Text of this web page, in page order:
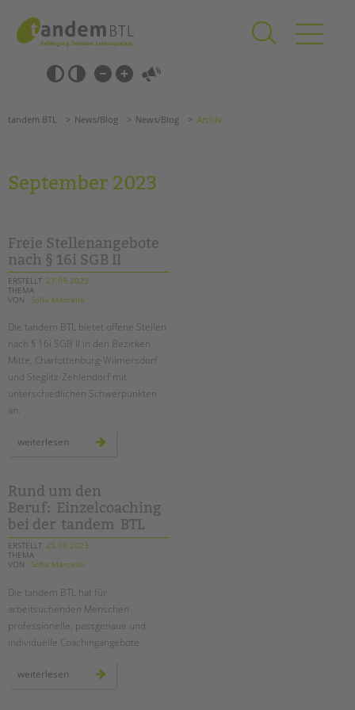
springen
Barrierefrei-
Einstellungen
überspringen
überspringen
Grundschulen
Förderzentren
Kollegs
EFöB
Schulbezogene Sozialarbeit
HILFEN ZUR ERZIEHUNG
EINGLIEDERUNGSHILFE
Zertfikatskurse
Seminarkalender
Seminarräume
STADTTEILARBEIT
PROFIL | LEITBILD
Bereiche im Überblick
Kinder- und Jugendschutz
Gesellschafter VdK
Suchen
tandem BTL News/Blog News/Blog Archiv
September 2023
Freie Stellenangebote
nach § 16i SGB II
ERSTELLT 27.09.2023
THEMA
VON
Sofia Marcello
Die tandem BTL bietet offene Stellen
nach § 16i SGB II in den Bezirken
Mitte, Charlottenburg-Wilmersdorf
und Steglitz-Zehlendorf mit
unterschiedlichen Schwerpunkten
an.
weiterlesen
stellenangebote
sgb
ii
Rund um den
Beruf: Einzelcoaching
bei der tandem BTL
ERSTELLT 25.09.2023
THEMA
VON
Sofia Marcello
Die tandem BTL hat für
arbeitsuchenden Menschen
professionelle, passgenaue und
individuelle Coachingangebote.
weiterlesen